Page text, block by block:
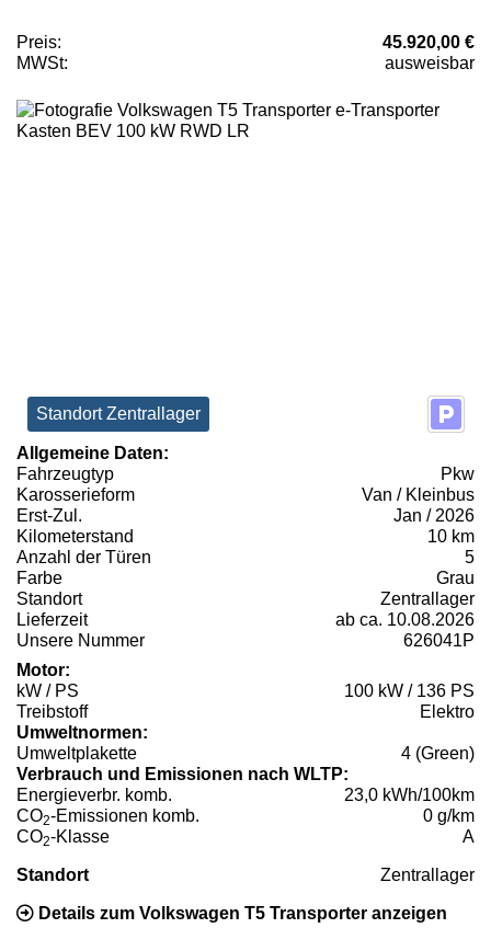
Preis:
45.920,00 €
MWSt:
ausweisbar
Standort Zentrallager
Allgemeine Daten:
Fahrzeugtyp
Pkw
Karosserieform
Van / Kleinbus
Erst-Zul.
Jan / 2026
Kilometerstand
10 km
Anzahl der Türen
5
Farbe
Grau
Standort
Zentrallager
Lieferzeit
ab ca. 10.08.2026
Unsere Nummer
626041P
Motor:
kW / PS
100 kW / 136 PS
Treibstoff
Elektro
Umweltnormen:
Umweltplakette
4 (Green)
Verbrauch und Emissionen nach WLTP:
Energieverbr. komb.
23,0 kWh/100km
CO2-Emissionen komb.
0 g/km
CO2-Klasse A
Standort Zentrallager
Details zum Volkswagen T5 Transporter anzeigen